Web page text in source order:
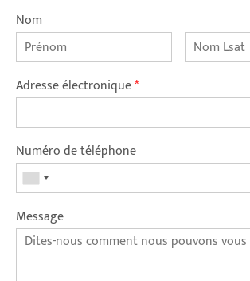
Nom
Adresse électronique*
Numéro de téléphone
Message